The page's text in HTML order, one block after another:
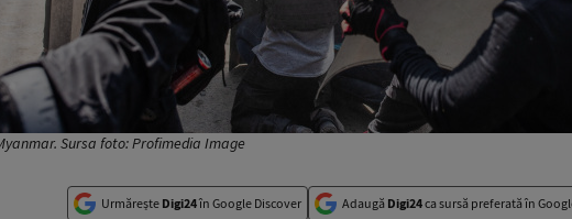
Sursa foto: Profimedia Image
Urmărește Digi24în Google Discover Adaugă Digi24ca sursă preferată în